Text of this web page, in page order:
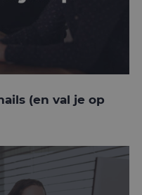
(en val je op